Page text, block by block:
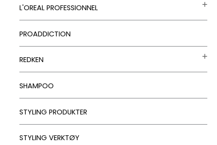
L'OREAL PROFESSIONNEL
PROADDICTION
REDKEN
SHAMPOO
STYLING PRODUKTER
STYLING VERKTØY